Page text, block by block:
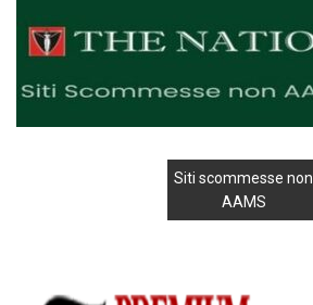
Siti scommesse non
AAMS